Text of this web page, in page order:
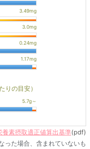
りの目安）
養素摂取適正値算出基準(pdf)
った場合、含まれていないも